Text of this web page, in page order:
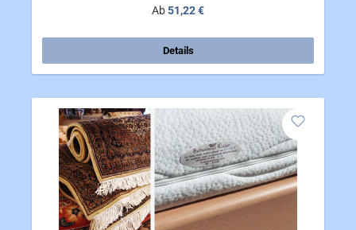
Regulärer Preis:
Ab51,22 €
Details